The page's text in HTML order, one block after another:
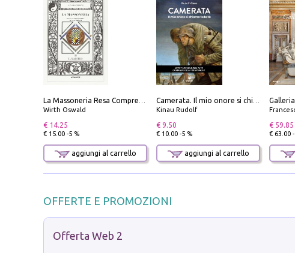
La Massoneria Resa Comprensibile ai Suoi Adepti. Vol. 3: il Maestro.
Wirth Oswald
€ 14.25
€ 15.00 -5 %
aggiungi al carrello
Camerata. Il mio onore si chiama fedeltà
Kinau Rudolf
€ 9.50
€ 10.00 -5 %
aggiungi al carrello
€ 59.85
€ 63.00
OFFERTE E PROMOZIONI
Offerta Web 2